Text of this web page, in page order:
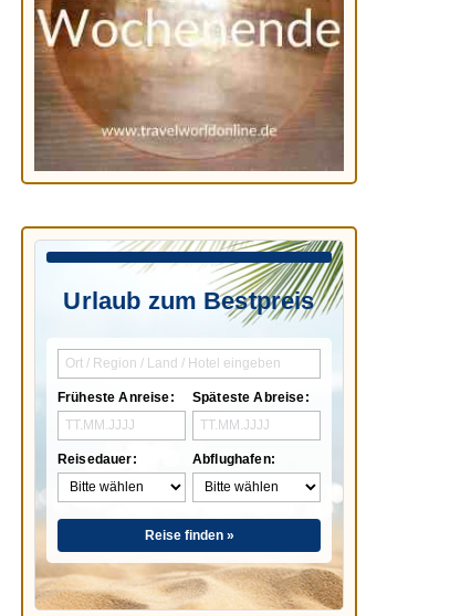
Urlaub zum Bestpreis
Früheste Anreise:
Reisedauer:
Späteste Abreise:
Abflughafen:
Reise finden »